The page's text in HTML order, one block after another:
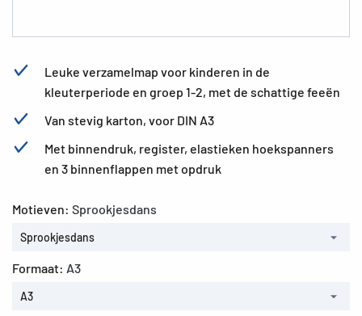
Leuke verzamelmap voor kinderen in de
kleuterperiode en groep 1-2, met de schattige feeën
Van stevig karton, voor DIN A3
Met binnendruk, register, elastieken hoekspanners
en 3 binnenflappen met opdruk
Motieven: Sprookjesdans
Sprookjesdans
Formaat: A3
A3